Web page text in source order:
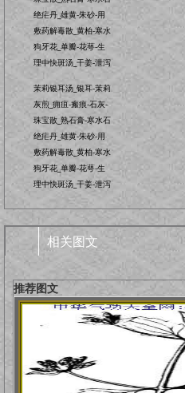
绝疟丹_雄黄-朱砂-用
敷药解毒散_黄柏-寒水
狗牙花_单瓣-花萼-生
理中快斑汤_干姜-泄泻
茉莉银耳汤_银耳-茉莉
灰煎_痈疽-瘢痕-石灰-
珠宝散_熟石膏-寒水石
绝疟丹_雄黄-朱砂-用
敷药解毒散_黄柏-寒水
狗牙花_单瓣-花萼-生
理中快斑汤_干姜-泄泻
相关图文
推荐图文